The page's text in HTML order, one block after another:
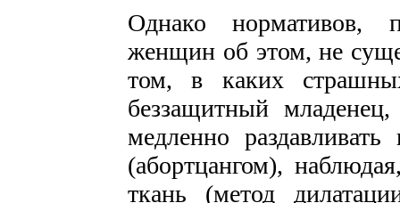
Однако нормативов,
женщин об этом, не
том, в каких
беззащитный
медленно
(абортцангом),
ткань (метод